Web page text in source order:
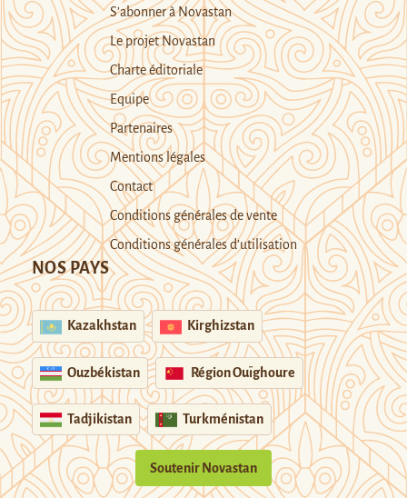
S’abonner à Novastan
Le projet Novastan
Charte éditoriale
Equipe
Partenaires
Mentions légales
Contact
Conditions générales de vente
Conditions générales d’utilisation
NOS PAYS
Kazakhstan Kirghizstan
Ouzbékistan Région Ouïghoure
Tadjikistan Turkménistan
Soutenir Novastan